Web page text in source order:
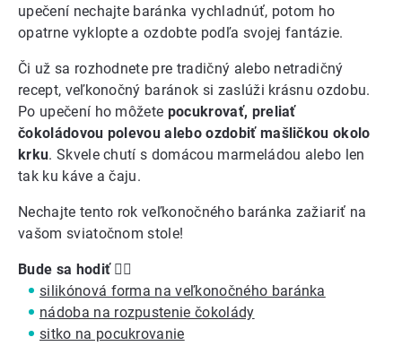
upečení nechajte baránka vychladnúť, potom ho
opatrne vyklopte a ozdobte podľa svojej fantázie.
Či už sa rozhodnete pre tradičný alebo netradičný
recept, veľkonočný baránok si zaslúži krásnu ozdobu.
Po upečení ho môžete pocukrovať, preliať
čokoládovou polevou alebo ozdobiť mašličkou okolo
krku. Skvele chutí s domácou marmeládou alebo len
tak ku káve a čaju.
Nechajte tento rok veľkonočného baránka zažiariť na
vašom sviatočnom stole!
Bude sa hodiť 👍🏼
silikónová forma na veľkonočného baránka
nádoba na rozpustenie čokolády
sitko na pocukrovanie